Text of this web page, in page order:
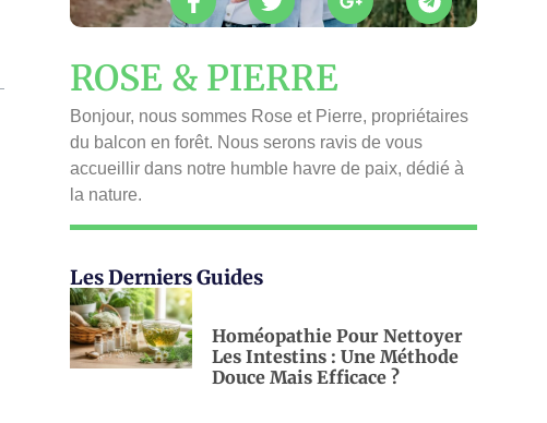
ROSE & PIERRE
Bonjour, nous sommes Rose et Pierre, propriétaires
du balcon en forêt. Nous serons ravis de vous
accueillir dans notre humble havre de paix, dédié à
la nature.
Les Derniers Guides
Homéopathie Pour Nettoyer
Les Intestins : Une Méthode
Douce Mais Efficace ?